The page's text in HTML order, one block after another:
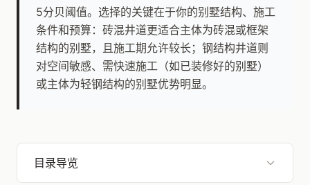
5分贝阈值。选择的关键在于你的别墅结构、施工
条件和预算：砖混井道更适合主体为砖混或框架
结构的别墅，且施工期允许较长；钢结构井道则
对空间敏感、需快速施工（如已装修好的别墅）
或主体为轻钢结构的别墅优势明显。
目录导览